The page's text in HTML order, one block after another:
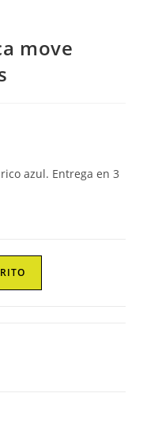
move
azul. Entrega en 3